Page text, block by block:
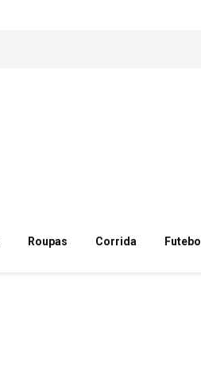
Roupas Corrida Futebol